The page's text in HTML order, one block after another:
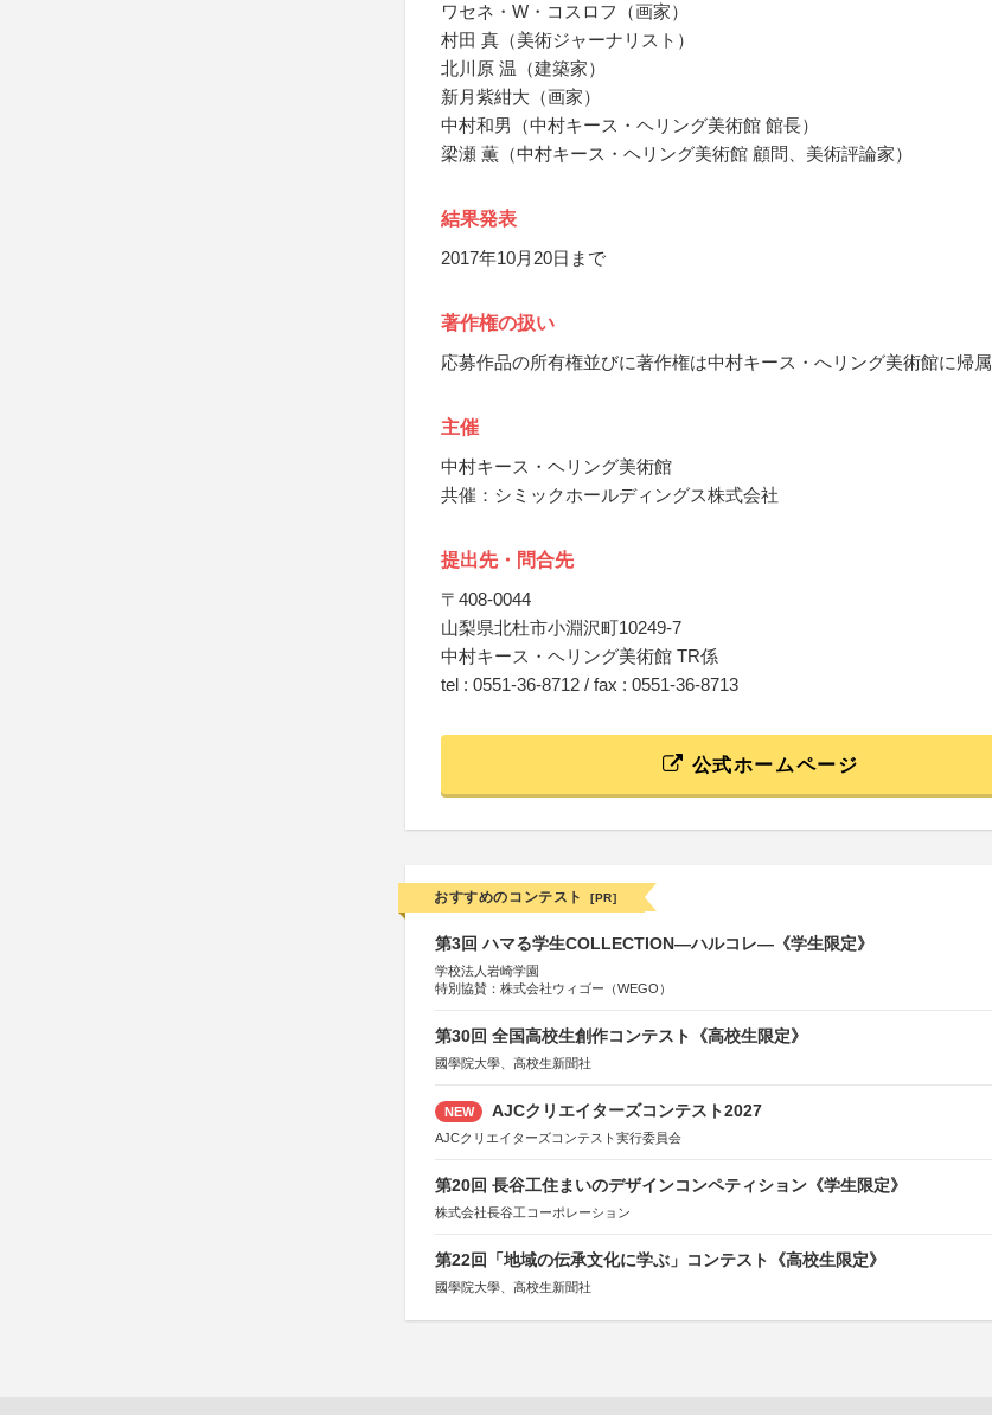
ワセネ・W・コスロフ（画家）
村田 真（美術ジャーナリスト）
北川原 温（建築家）
新月紫紺大（画家）
中村和男（中村キース・ヘリング美術館 館長）
梁瀬 薫（中村キース・ヘリング美術館 顧問、美術評論家）
結果発表
2017年10月20日まで
著作権の扱い
応募作品の所有権並びに著作権は中村キース・へリング美術館に帰属
主催
中村キース・ヘリング美術館
共催：シミックホールディングス株式会社
提出先・問合先
〒408-0044
山梨県北杜市小淵沢町10249-7
中村キース・ヘリング美術館 TR係
tel : 0551-36-8712 / fax : 0551-36-8713
公式ホームページ
おすすめのコンテスト [PR]
第3回 ハマる学生COLLECTION―ハルコレ―《学生限定》
学校法人岩崎学園
特別協賛：株式会社ウィゴー（WEGO）
第30回 全国高校生創作コンテスト《高校生限定》
國學院大學、高校生新聞社
NEW AJCクリエイターズコンテスト2027
AJCクリエイターズコンテスト実行委員会
第20回 長谷工住まいのデザインコンペティション《学生限定》
株式会社長谷工コーポレーション
第22回「地域の伝承文化に学ぶ」コンテスト《高校生限定》
國學院大學、高校生新聞社